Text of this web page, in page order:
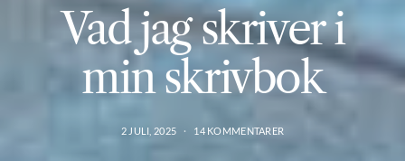
Vad jag skriver i
min skrivbok
2 JULI, 2025 14 KOMMENTARER